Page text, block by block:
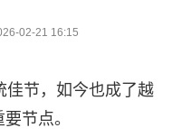
02-21 16:15
佳节，如今也成了越
节点。